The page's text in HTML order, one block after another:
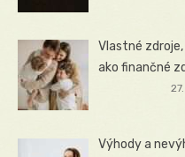
Vlastné
ako finančné
Výhody a